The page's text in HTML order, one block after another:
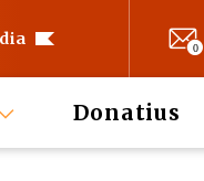
0
Donatius